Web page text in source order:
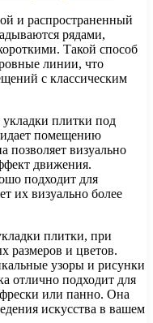
и распространенный
рядами,
Такой способ
ровные линии, что
с классическим
плитки под
помещению
позволяет визуально
движения.
подходит для
их визуально более
плитки, при
размеров и цветов.
узоры и рисунки
отлично подходит для
или панно. Она
искусства в вашем